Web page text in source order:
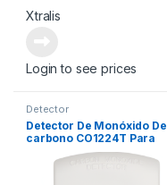
Xtralis
Login to see prices
Detector
Detector De Monóxido De
carbono CO1224T Para